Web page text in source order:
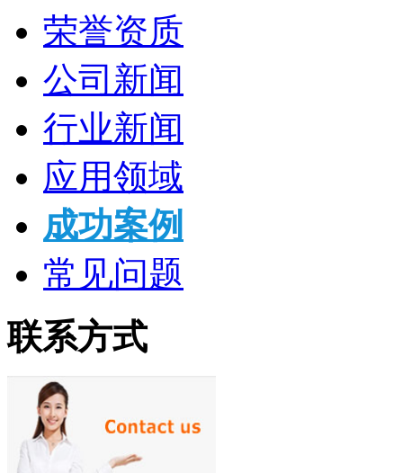
荣誉资质
公司新闻
行业新闻
应用领域
成功案例
常见问题
联系方式